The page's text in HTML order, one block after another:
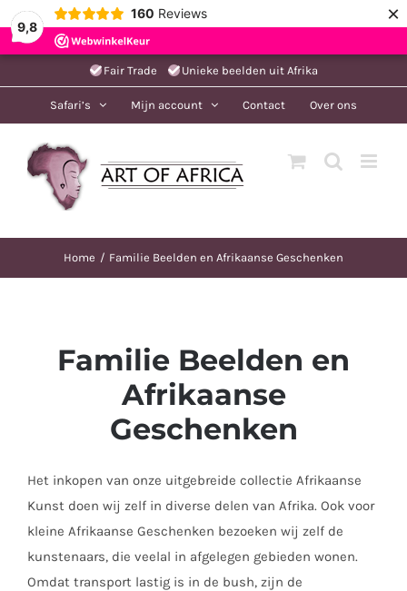
9,8
160 Reviews ×
naar
Fair Trade Unieke beelden uit Afrika
Safari’s Mijn account Contact Over ons
Home Familie Beelden en Afrikaanse Geschenken
Familie Beelden en
Afrikaanse
Geschenken
Het inkopen van onze uitgebreide collectie Afrikaanse
Kunst doen wij zelf in diverse delen van Afrika. Ook voor
kleine Afrikaanse Geschenken bezoeken wij zelf de
kunstenaars, die veelal in afgelegen gebieden wonen.
Omdat transport lastig is in de bush, zijn de